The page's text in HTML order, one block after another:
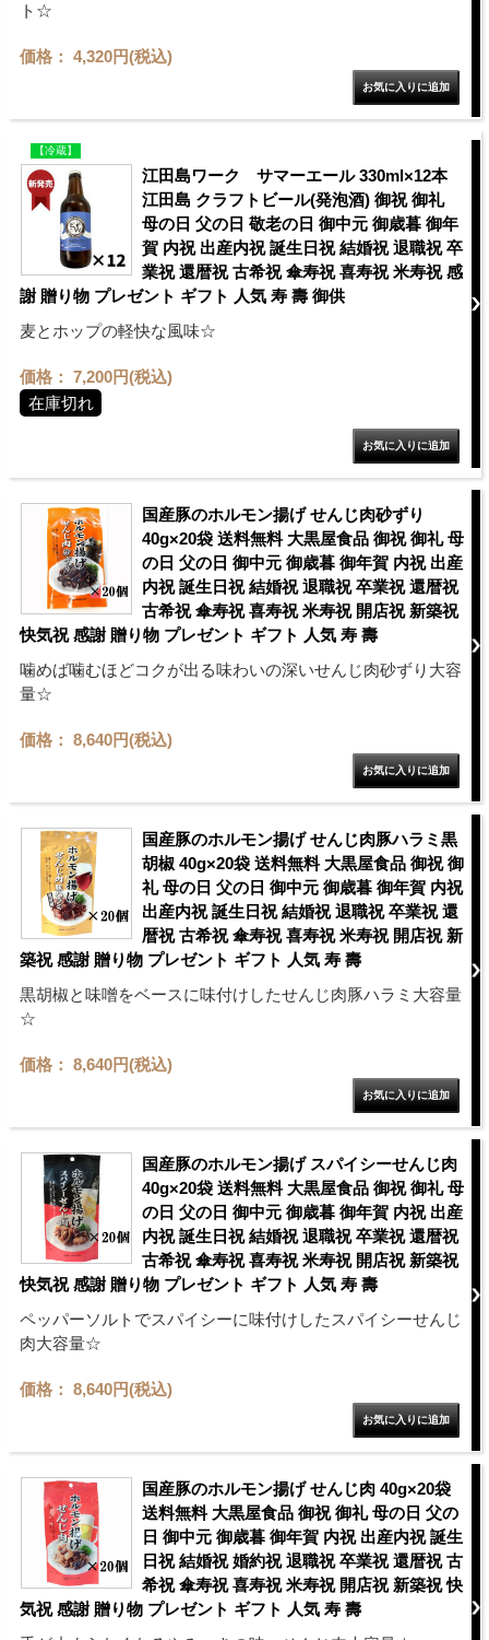
ト☆
価格： 4,320円(税込)
【冷蔵】
江田島ワーク サマーエール 330ml×12本
江田島 クラフトビール(発泡酒) 御祝 御礼
母の日 父の日 敬老の日 御中元 御歳暮 御年
賀 内祝 出産内祝 誕生日祝 結婚祝 退職祝 卒
業祝 還暦祝 古希祝 傘寿祝 喜寿祝 米寿祝 感
謝 贈り物 プレゼント ギフト 人気 寿 壽 御供
麦とホップの軽快な風味☆
価格： 7,200円(税込)
在庫切れ
国産豚のホルモン揚げ せんじ肉砂ずり
40g×20袋 送料無料 大黒屋食品 御祝 御礼 母
の日 父の日 御中元 御歳暮 御年賀 内祝 出産
内祝 誕生日祝 結婚祝 退職祝 卒業祝 還暦祝
古希祝 傘寿祝 喜寿祝 米寿祝 開店祝 新築祝
快気祝 感謝 贈り物 プレゼント ギフト 人気 寿 壽
噛めば噛むほどコクが出る味わいの深いせんじ肉砂ずり大容
量☆
価格： 8,640円(税込)
国産豚のホルモン揚げ せんじ肉豚ハラミ黒
胡椒 40g×20袋 送料無料 大黒屋食品 御祝 御
礼 母の日 父の日 御中元 御歳暮 御年賀 内祝
出産内祝 誕生日祝 結婚祝 退職祝 卒業祝 還
暦祝 古希祝 傘寿祝 喜寿祝 米寿祝 開店祝 新
築祝 感謝 贈り物 プレゼント ギフト 人気 寿 壽
黒胡椒と味噌をベースに味付けしたせんじ肉豚ハラミ大容量
☆
価格： 8,640円(税込)
国産豚のホルモン揚げ スパイシーせんじ肉
40g×20袋 送料無料 大黒屋食品 御祝 御礼 母
の日 父の日 御中元 御歳暮 御年賀 内祝 出産
内祝 誕生日祝 結婚祝 退職祝 卒業祝 還暦祝
古希祝 傘寿祝 喜寿祝 米寿祝 開店祝 新築祝
快気祝 感謝 贈り物 プレゼント ギフト 人気 寿 壽
ペッパーソルトでスパイシーに味付けしたスパイシーせんじ
肉大容量☆
価格： 8,640円(税込)
国産豚のホルモン揚げ せんじ肉 40g×20袋
送料無料 大黒屋食品 御祝 御礼 母の日 父の
日 御中元 御歳暮 御年賀 内祝 出産内祝 誕生
日祝 結婚祝 婚約祝 退職祝 卒業祝 還暦祝 古
希祝 傘寿祝 喜寿祝 米寿祝 開店祝 新築祝 快
気祝 感謝 贈り物 プレゼント ギフト 人気 寿 壽